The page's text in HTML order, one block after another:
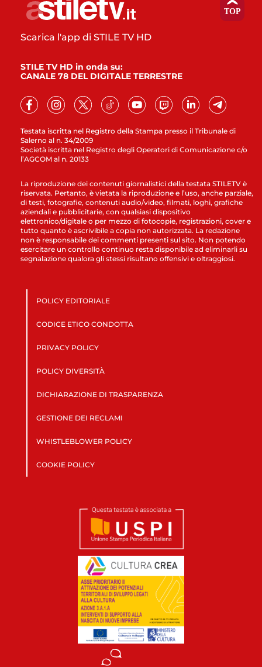
Testata iscritta nel Registro della Stampa presso il Tribunale di
Salerno al n. 34/2009
Società iscritta nel Registro degli Operatori di Comunicazione c/o
l’AGCOM al n. 20133
Scarica l'app di STILE TV HD
STILE TV HD in onda su:
CANALE 78 DEL DIGITALE TERRESTRE
La riproduzione dei contenuti giornalistici della testata STILETV è
riservata. Pertanto, è vietata la riproduzione e l’uso, anche parziale,
di testi, fotografie, contenuti audio/video, filmati, loghi, grafiche
aziendali e pubblicitarie, con qualsiasi dispositivo
elettronico/digitale o per mezzo di fotocopie, registrazioni, cover e
tutto quanto è ascrivibile a copia non autorizzata. La redazione
non è responsabile dei commenti presenti sul sito. Non potendo
esercitare un controllo continuo resta disponibile ad eliminarli su
segnalazione qualora gli stessi risultano offensivi e oltraggiosi.
POLICY EDITORIALE
CODICE ETICO CONDOTTA
PRIVACY POLICY
POLICY DIVERSITÀ
DICHIARAZIONE DI TRASPARENZA
GESTIONE DEI RECLAMI
WHISTLEBLOWER POLICY
COOKIE POLICY